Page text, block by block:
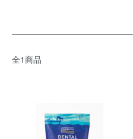
全1商品